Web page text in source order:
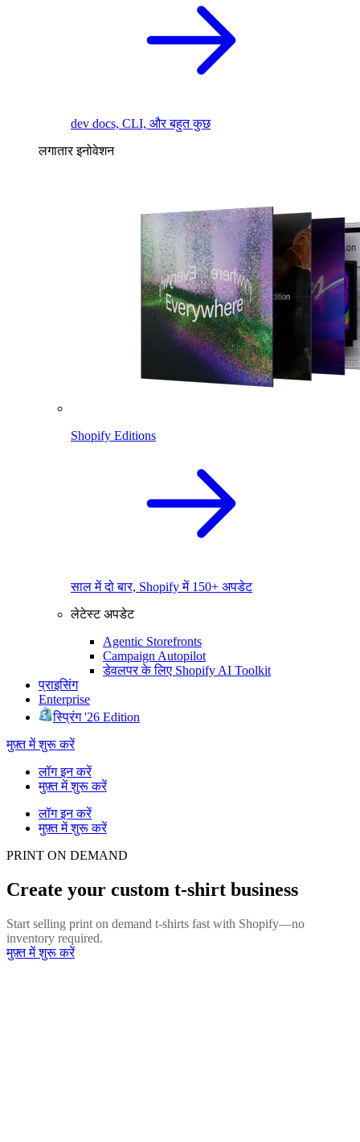
dev docs, CLI, और बहुत कुछ
लगातार इनोवेशन
Shopify Editions
साल में दो बार, Shopify में 150+ अपडेट
लेटेस्ट अपडेट
Agentic Storefronts
Campaign Autopilot
डेवलपर के लिए Shopify AI Toolkit
प्राइसिंग
Enterprise
स्प्रिंग '26 Edition
मुफ़्त में शुरू करें
लॉग इन करें
मुफ़्त में शुरू करें
लॉग इन करें
मुफ़्त में शुरू करें
PRINT ON DEMAND
Create your custom t-shirt business
Start selling print on demand t-shirts fast with Shopify—no
inventory required.
मुफ़्त में शुरू करें